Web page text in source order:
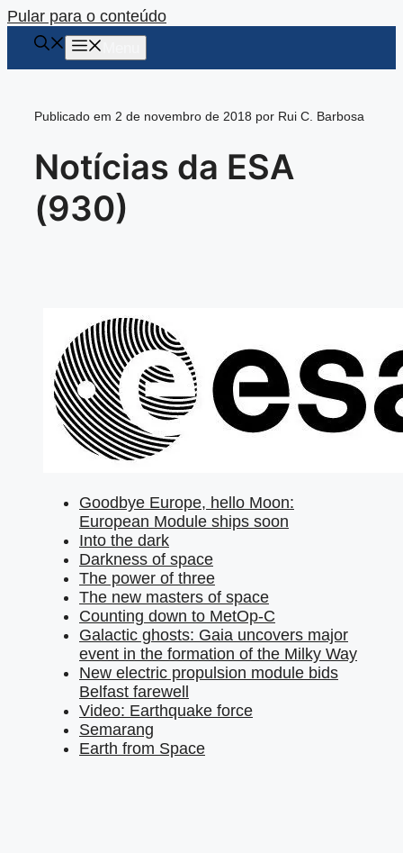
Pular para o conteúdo
Publicado em 2 de novembro de 2018 por Rui C. Barbosa
Notícias da ESA
(930)
Goodbye Europe, hello Moon:
European Module ships soon
Into the dark
Darkness of space
The power of three
The new masters of space
Counting down to MetOp-C
Galactic ghosts: Gaia uncovers major
event in the formation of the Milky Way
New electric propulsion module bids
Belfast farewell
Video: Earthquake force
Semarang
Earth from Space